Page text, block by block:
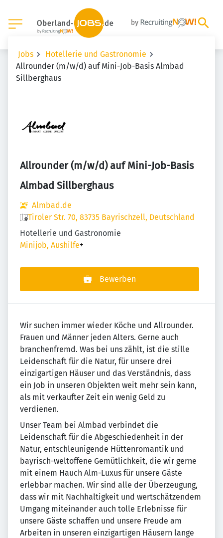
Jobs
Hotellerie und Gastronomie
Allrounder (m/w/d) auf Mini-Job-Basis Almbad
Sillberghaus
Allrounder (m/w/d) auf Mini-Job-Basis
Almbad Sillberghaus
Almbad.de
Tiroler Str. 70, 83735 Bayrischzell, Deutschland
Hotellerie und Gastronomie
Minijob, Aushilfe+
Bewerben
Wir suchen immer wieder Köche und Allrounder.
Frauen und Männer jeden Alters. Gerne auch
branchenfremd. Was bei uns zählt, ist die stille
Leidenschaft für die Natur, für unsere drei
einzigartigen Häuser und das Verständnis, dass
ein Job in unseren Objekten weit mehr sein kann,
als mit verkaufter Zeit ein wenig Geld zu
verdienen.
Unser Team bei Almbad verbindet die
Leidenschaft für die Abgeschiedenheit in der
Natur, entschleunigende Hüttenromantik und
bayrisch-weltoffene Gemütlichkeit, die wir gerne
mit einem Hauch Alm-Luxus für unsere Gäste
erlebbar machen. Wir sind alle der Überzeugung,
dass wir mit Nachhaltigkeit und wertschätzendem
Umgang miteinander auch tolle Erlebnisse für
unsere Gäste schaffen und unsere Freude am
Arbeiten in unseren einzigartigen Häusern lange